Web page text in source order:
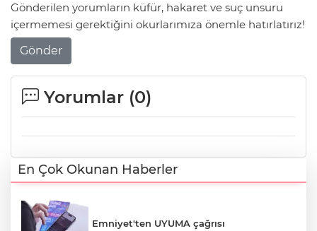
Gönderilen yorumların küfür, hakaret ve suç unsuru
içermemesi gerektiğini okurlarımıza önemle hatırlatırız!
Gönder
Yorumlar (0)
En Çok Okunan Haberler
Emniyet'ten UYUMA çağrısı